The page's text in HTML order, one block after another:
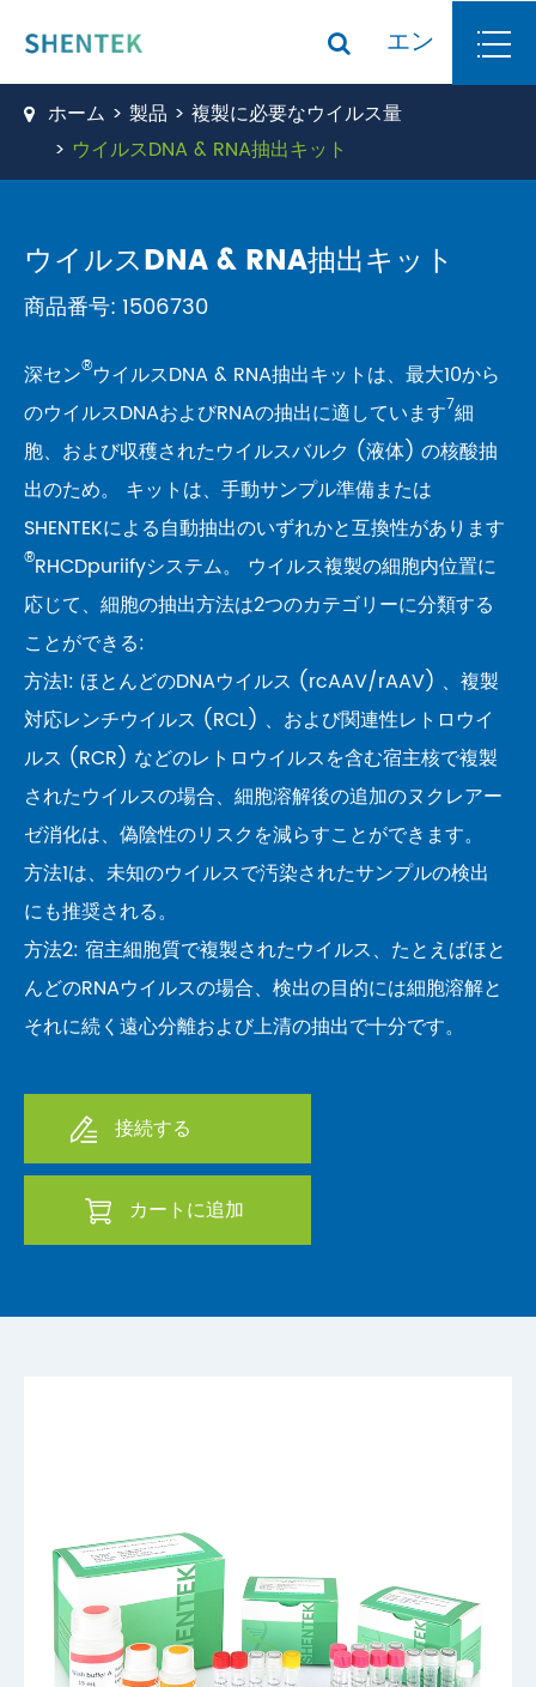
エン
ホーム 製品
複製に必要なウイルス量
ウイルスDNA & RNA抽出キット
ウイルスDNA & RNA抽出キット
商品番号: 1506730
深セン®ウイルスDNA & RNA抽出キットは、最大10から
のウイルスDNAおよびRNAの抽出に適しています7細
胞、および収穫されたウイルスバルク (液体) の核酸抽
出のため。 キットは、手動サンプル準備または
SHENTEKによる自動抽出のいずれかと互換性があります
®RHCDpuriifyシステム。 ウイルス複製の細胞内位置に
応じて、細胞の抽出方法は2つのカテゴリーに分類する
ことができる:
方法1: ほとんどのDNAウイルス (rcAAV/rAAV) 、複製
対応レンチウイルス (RCL) 、および関連性レトロウイ
ルス (RCR) などのレトロウイルスを含む宿主核で複製
されたウイルスの場合、細胞溶解後の追加のヌクレアー
ゼ消化は、偽陰性のリスクを減らすことができます。
方法1は、未知のウイルスで汚染されたサンプルの検出
にも推奨される。
方法2: 宿主細胞質で複製されたウイルス、たとえばほと
んどのRNAウイルスの場合、検出の目的には細胞溶解と
それに続く遠心分離および上清の抽出で十分です。
接続する
カートに追加